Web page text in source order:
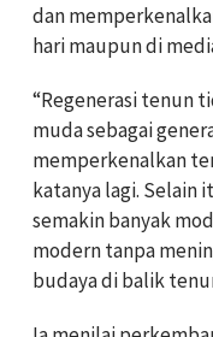
dan
hari maupun di
“Regenerasi tenun
muda sebagai
memperkenalkan
katanya lagi. Selain
semakin banyak
modern tanpa
budaya di balik